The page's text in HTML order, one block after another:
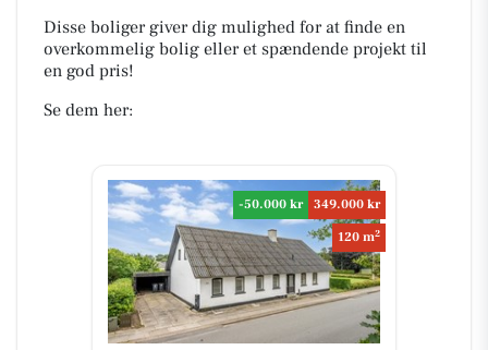
Disse boliger giver dig mulighed for at finde en
overkommelig bolig eller et spændende projekt til
en god pris!
Se dem her:
-50.000 kr
349.000 kr
120 m2